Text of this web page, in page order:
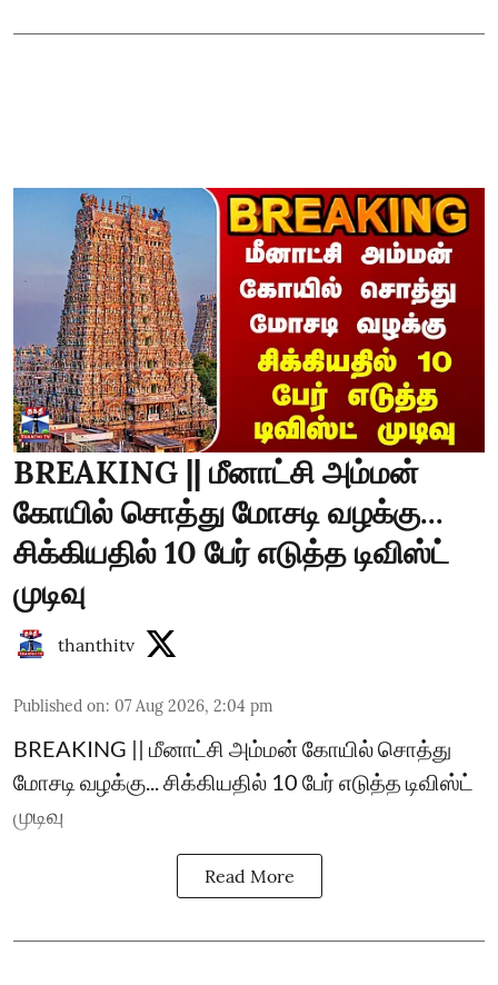
BREAKING || மீனாட்சி அம்மன்
கோயில் சொத்து மோசடி வழக்கு...
சிக்கியதில் 10 பேர் எடுத்த டிவிஸ்ட்
முடிவு
thanthitv
Published on: 07 Aug 2026, 2:04 pm
BREAKING || மீனாட்சி அம்மன் கோயில் சொத்து
மோசடி வழக்கு... சிக்கியதில் 10 பேர் எடுத்த டிவிஸ்ட்
முடிவு
Read More